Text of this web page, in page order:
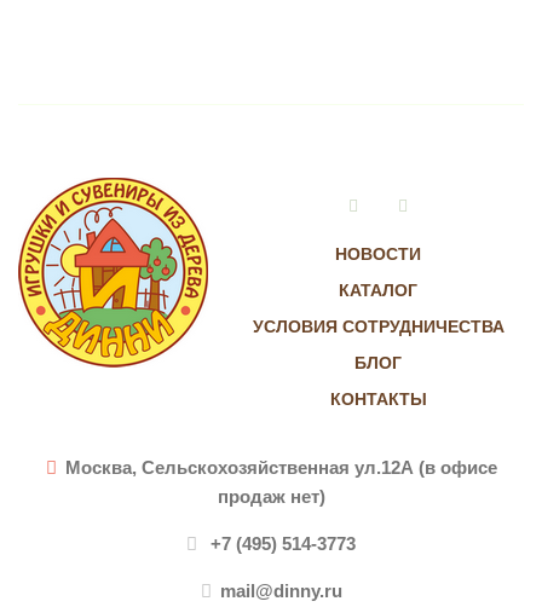
НОВОСТИ
КАТАЛОГ
УСЛОВИЯ СОТРУДНИЧЕСТВА
БЛОГ
КОНТАКТЫ
VkontakteInstagram
Москва, Сельскохозяйственная ул.12А (в офисе
продаж нет)
+7 (495) 514-3773
mail@dinny.ru